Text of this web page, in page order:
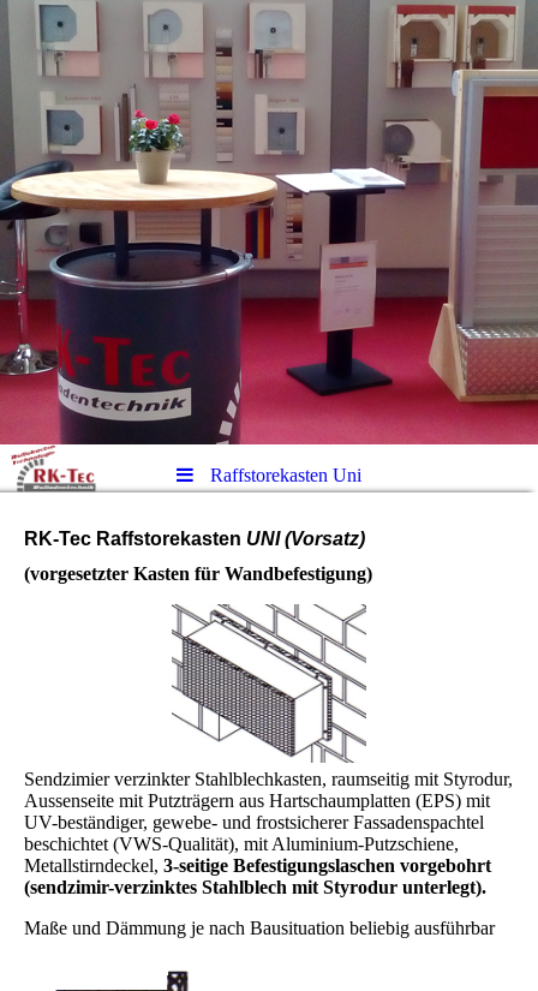
Raffstorekasten Uni
RK-Tec Raffstorekasten UNI (Vorsatz)
(vorgesetzter Kasten für Wandbefestigung)
Sendzimier verzinkter Stahlblechkasten, raumseitig mit Styrodur,
Aussenseite mit Putzträgern aus Hartschaumplatten (EPS) mit
UV-beständiger, gewebe- und frostsicherer Fassadenspachtel
beschichtet (VWS-Qualität), mit Aluminium-Putzschiene,
Metallstirndeckel, 3-seitige Befestigungslaschen vorgebohrt
(sendzimir-verzinktes Stahlblech mit Styrodur unterlegt).
Maße und Dämmung je nach Bausituation beliebig ausführbar